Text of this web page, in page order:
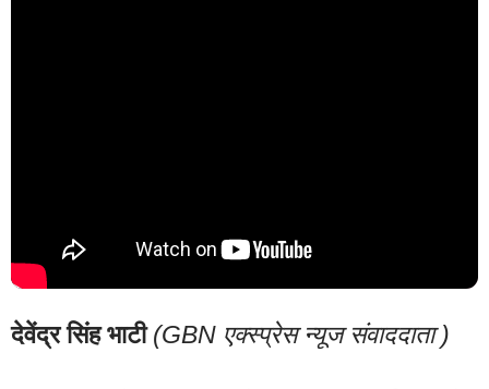
देवेंद्र सिंह भाटी (GBN एक्स्प्रेस न्यूज संवाददाता)